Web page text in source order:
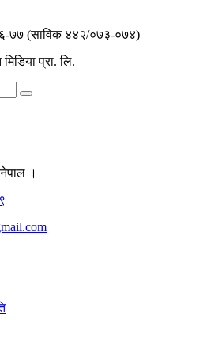
७७ (साविक ४४२/०७३-०७४)
प्रा. लि.
नेपाल ।